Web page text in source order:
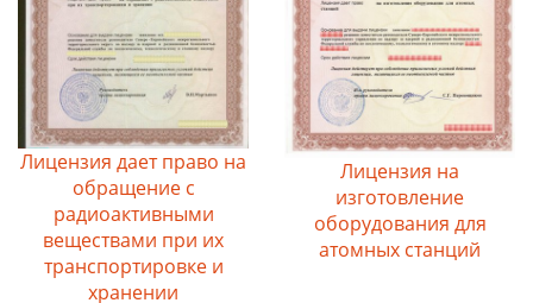
Лицензия дает право на
обращение с
радиоактивными
веществами при их
транспортировке и
хранении
Лицензия на
изготовление
оборудования для
атомных станций